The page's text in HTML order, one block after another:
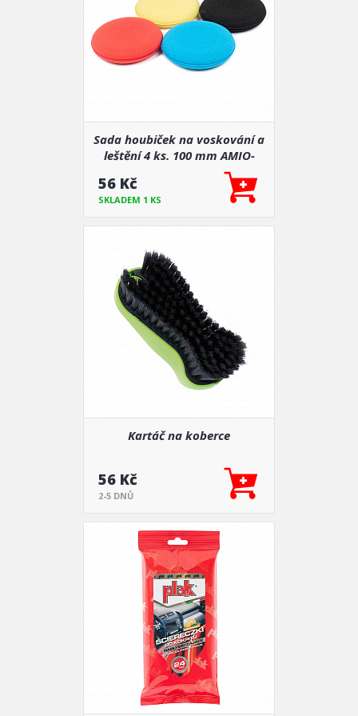
výkon vašeho auta, ať už čelíte horkým letům, nebo mrazivým
– Pro příjemnou atmosféru v interiéru nabízíme
široký výběr vůní, které osvěží vzduch ve vašem vozidle a
přinesou příjemný pocit během každé jízdy.
kondici. Prozkoumejte naši nabídku a dopřejte svému vozu kvalitní
péči, kterou si zaslouží.Sada houbiček na voskování a
leštění 4 ks. 100 mm AMIO-
56 Kč
SKLADEM 1 KS
Kartáč na koberce
56 Kč
2-5 DNŮ